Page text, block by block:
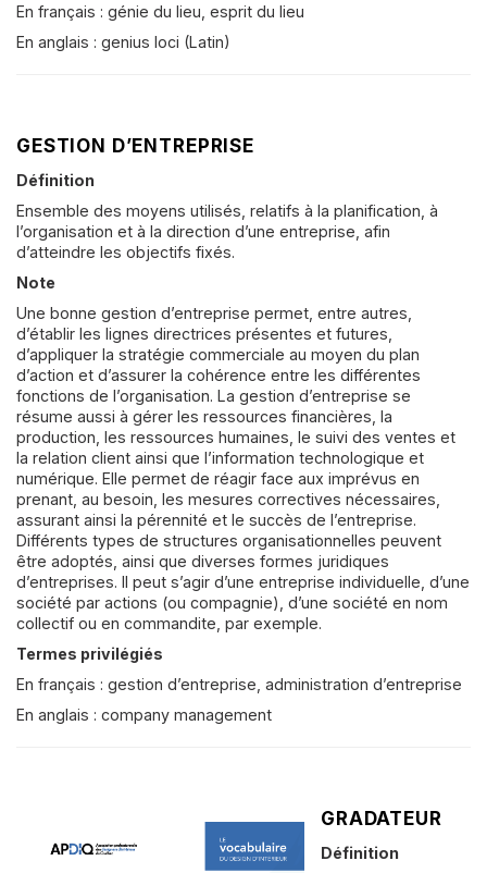
En français : génie du lieu, esprit du lieu
En anglais : genius loci (Latin)
GESTION D’ENTREPRISE
Définition
Ensemble des moyens utilisés, relatifs à la planification, à
l’organisation et à la direction d’une entreprise, afin
d’atteindre les objectifs fixés.
Note
Une bonne gestion d’entreprise permet, entre autres,
d’établir les lignes directrices présentes et futures,
d’appliquer la stratégie commerciale au moyen du plan
d’action et d’assurer la cohérence entre les différentes
fonctions de l’organisation. La gestion d’entreprise se
résume aussi à gérer les ressources financières, la
production, les ressources humaines, le suivi des ventes et
la relation client ainsi que l’information technologique et
numérique. Elle permet de réagir face aux imprévus en
prenant, au besoin, les mesures correctives nécessaires,
assurant ainsi la pérennité et le succès de l’entreprise.
Différents types de structures organisationnelles peuvent
être adoptés, ainsi que diverses formes juridiques
d’entreprises. Il peut s’agir d’une entreprise individuelle, d’une
société par actions (ou compagnie), d’une société en nom
collectif ou en commandite, par exemple.
Termes privilégiés
En français : gestion d’entreprise, administration d’entreprise
En anglais : company management
GRADATEUR
Définition